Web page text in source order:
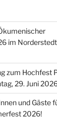
im
zum Hochfest
29. Juni
und Gäste
2026!